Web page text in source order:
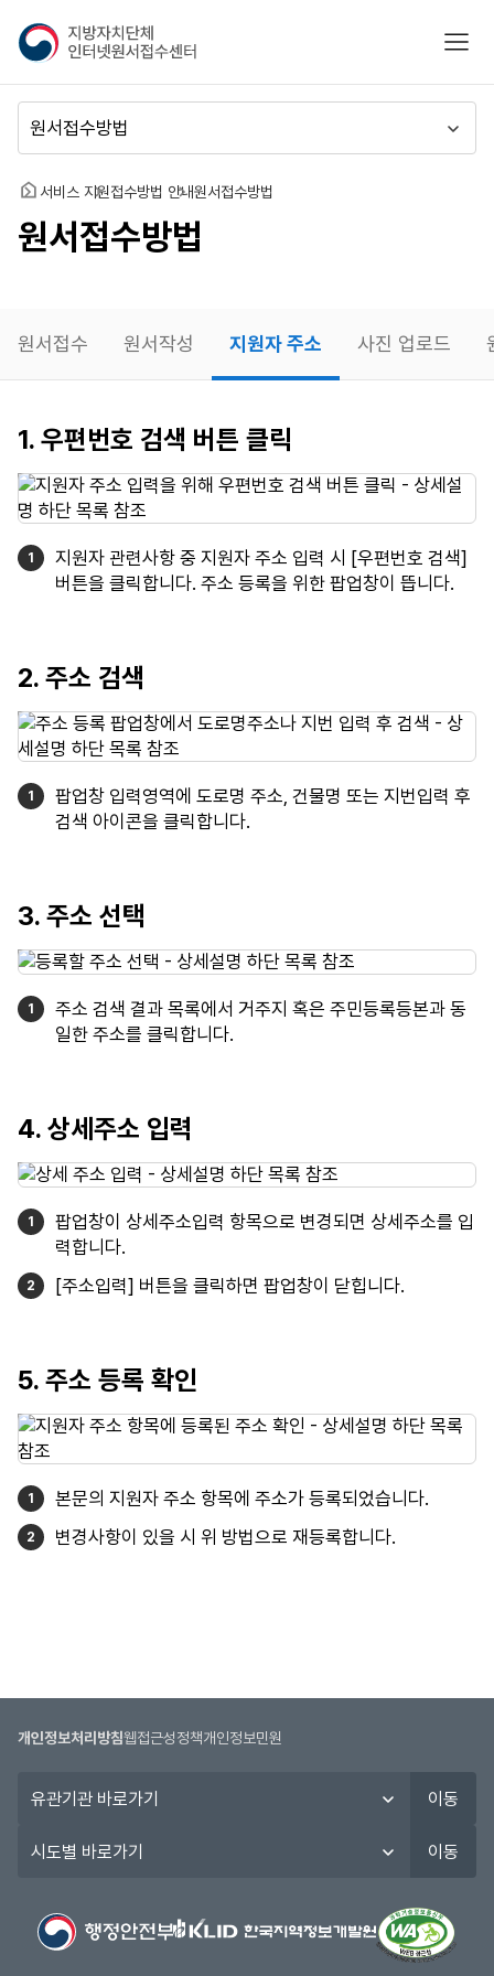
지
방
자
치
단
체
인
넷
원
수
센
터
모바
뉴
동
홈 서비스 지원접수방법 안내원서접수방법
원서접수방법
원서접수 원서작성 지원자 주소 사진 업로드
지원자
주소
1. 우편번호 검색 버튼 클릭
지원자 관련사항 중 지원자 주소 입력 시 [우편번호 검색]
버튼을 클릭합니다. 주소 등록을 위한 팝업창이 뜹니다.
2. 주소 검색
팝업창 입력영역에 도로명 주소, 건물명 또는 지번입력 후
검색 아이콘을 클릭합니다.
3. 주소 선택
주소 검색 결과 목록에서 거주지 혹은 주민등록등본과 동
일한 주소를 클릭합니다.
4. 상세주소 입력
팝업창이 상세주소입력 항목으로 변경되면 상세주소를 입
력합니다.
[주소입력] 버튼을 클릭하면 팝업창이 닫힙니다.
5. 주소 등록 확인
본문의 지원자 주소 항목에 주소가 등록되었습니다.
변경사항이 있을 시 위 방법으로 재등록합니다.
개인정보처리방침웹접근성정책개인정보민원
관
이동
도
이동